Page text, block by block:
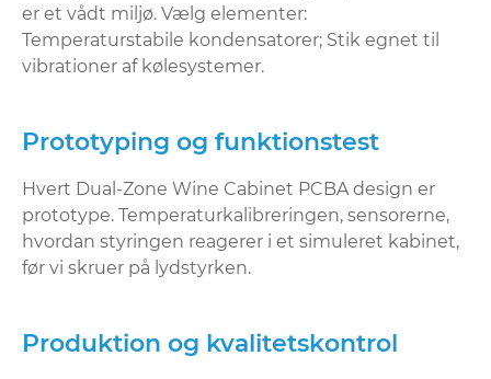
er et vådt miljø. Vælg elementer:
Temperaturstabile kondensatorer; Stik egnet til
vibrationer af kølesystemer.
Prototyping og funktionstest
Hvert Dual-Zone Wine Cabinet PCBA design er
prototype. Temperaturkalibreringen, sensorerne,
hvordan styringen reagerer i et simuleret kabinet,
før vi skruer på lydstyrken.
Produktion og kvalitetskontrol